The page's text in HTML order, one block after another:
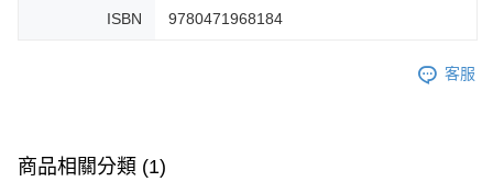
ISBN 9780471968184
客服
商品相關分類 (1)